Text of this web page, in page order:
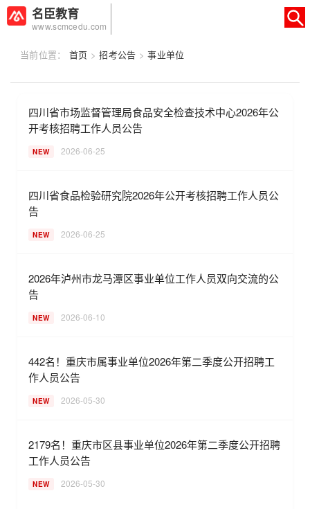
名臣教育
www.scmcedu.com
当前位置： 首页 >招考公告 >事业单位
四川省市场监督管理局食品安全检查技术中心2026年公
开考核招聘工作人员公告
NEW 2026-06-25
四川省食品检验研究院2026年公开考核招聘工作人员公
告
NEW 2026-06-25
2026年泸州市龙马潭区事业单位工作人员双向交流的公
告
NEW 2026-06-10
442名！重庆市属事业单位2026年第二季度公开招聘工
NEW 2026-05-30
2179名！重庆市区县事业单位2026年第二季度公开招聘
工作人员公告
NEW 2026-05-30
AI智能助手 转人工 ×
AI智能助手
您服务
常见问题